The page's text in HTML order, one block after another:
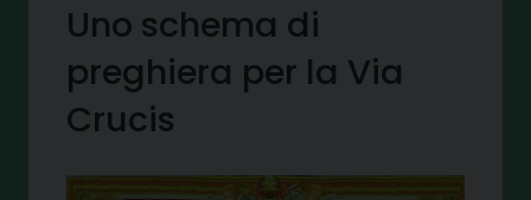
Uno schema di
preghiera per la Via
Crucis